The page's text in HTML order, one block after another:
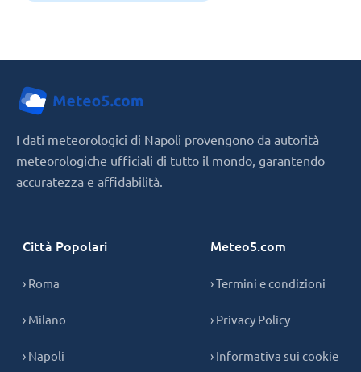
I dati meteorologici di Napoli provengono da autorità
meteorologiche ufficiali di tutto il mondo, garantendo
accuratezza e affidabilità.
Città Popolari
› Roma
› Milano
› Napoli
Meteo5.com
› Termini e condizioni
› Privacy Policy
› Informativa sui cookie